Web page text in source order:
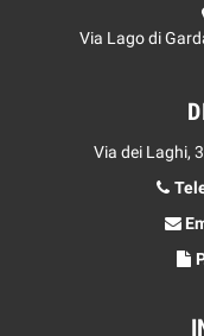
Via Lago di
Via dei Laghi,